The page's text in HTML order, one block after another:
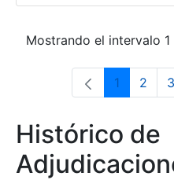
Mostrando el intervalo
Página
1 2 3
Histórico de